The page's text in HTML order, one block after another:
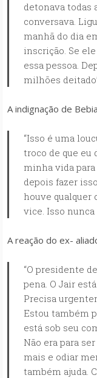
detonava todas
conversava.
manhã do dia
inscrição. Se
essa pessoa.
milhões
A indignação de
“Isso é uma
troco de que eu
minha vida
depois fazer
houve qualquer
vice. Isso nunca
A reação do ex-
“O presidente
pena. O Jair
Precisa
Estou também
está sob seu
Não era para
mais e odiar
também ajuda.